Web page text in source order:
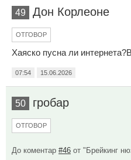
49 Дон Корлеоне
ОТГОВОР
Хаяско пусна ли
07:54 15.06.2026
50 гробар
ОТГОВОР
До коментар #46 от "Брейкинг